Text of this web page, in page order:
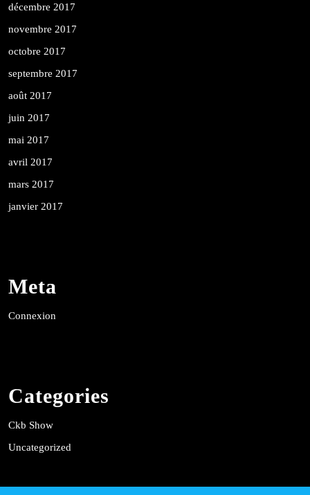
décembre 2017
novembre 2017
octobre 2017
septembre 2017
août 2017
juin 2017
mai 2017
avril 2017
mars 2017
janvier 2017
Meta
Connexion
Categories
Ckb Show
Uncategorized